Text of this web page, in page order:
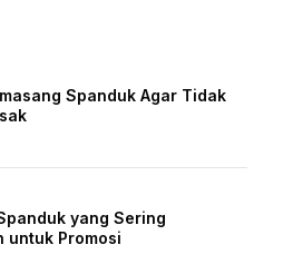
Spanduk Agar Tidak
yang Sering
untuk Promosi